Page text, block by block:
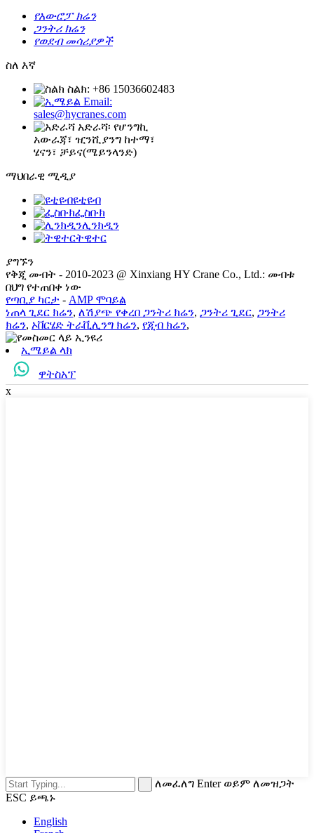
የአውሮፓ ክሬን
ጋንትሪ ክሬን
የወደብ መሳሪያዎች
ስለ እኛ
ስልክ: +86 15036602483
Email:
sales@hycranes.com
አድራሻ፡ የሆንግኪ
አውራጃ፣ ዢንሺያንግ ከተማ፣
ሄናን፣ ቻይና(ሜይንላንድ)
ማህበራዊ ሚዲያ
ዩቲዩብ
ፌስቡክ
ሊንክዲን
ትዊተር
ያግኙን
የቅጂ መብት - 2010-2023 @ Xinxiang HY Crane Co., Ltd.: መብቱ
በህግ የተጠበቀ ነው
የጣቢያ ካርታ - AMP ሞባይል
ነጠላ ጊደር ክሬን, ለሽያጭ የቀረበ ጋንትሪ ክሬን, ጋንትሪ ጊደር, ጋንትሪ
ክሬን, ኦቨርሄድ ትራቪሊንግ ክሬን, የጂብ ክሬን,
ኢሜይል ላክ
ዋትስአፕ
x
ለመፈለግ Enter ወይም ለመዝጋት
ESC ይጫኑ
English